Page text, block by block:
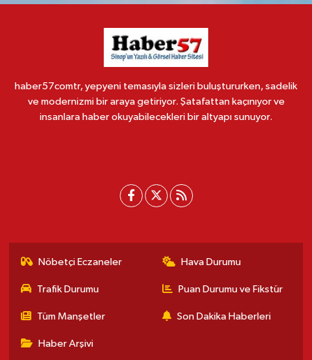
haber57comtr, yepyeni temasıyla sizleri buluştururken, sadelik
ve modernizmi bir araya getiriyor. Şatafattan kaçınıyor ve
insanlara haber okuyabilecekleri bir altyapı sunuyor.
Nöbetçi Eczaneler Hava Durumu
Trafik Durumu Puan Durumu ve Fikstür
Tüm Manşetler Son Dakika Haberleri
Haber Arşivi